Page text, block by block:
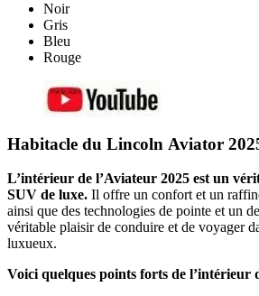
Noir
Gris
Bleu
Rouge
Habitacle du Lincoln Aviator
L’intérieur de l’Aviateur 2025 est un
SUV de luxe. Il offre un confort et un
ainsi que des technologies de pointe et un
véritable plaisir de conduire et de voyager
luxueux.
Voici quelques points forts de l’intérieur